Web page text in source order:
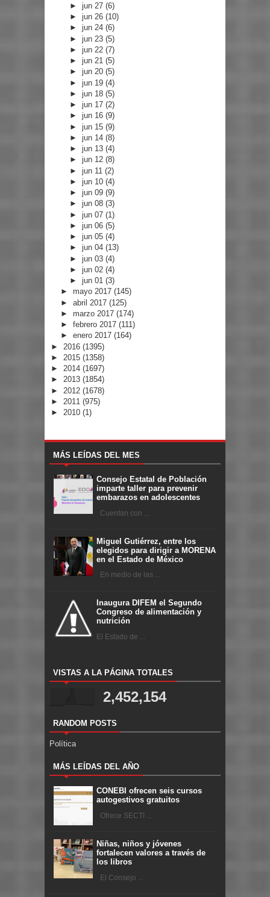
►jun 27(6)
►jun 26(10)
►jun 24(6)
►jun 23(5)
►jun 22(7)
►jun 21(5)
►jun 20(5)
►jun 19(4)
►jun 18(5)
►jun 17(2)
►jun 16(9)
►jun 15(9)
►jun 14(8)
►jun 13(4)
►jun 12(8)
►jun 11(2)
►jun 10(4)
►jun 09(9)
►jun 08(3)
►jun 07(1)
►jun 06(5)
►jun 05(4)
►jun 04(13)
►jun 03(4)
►jun 02(4)
►jun 01(3)
► mayo 2017 (145)
► abril 2017 (125)
► marzo 2017 (174)
► febrero 2017 (111)
► enero 2017 (164)
► 2016 (1395)
► 2015 (1358)
► 2014 (1697)
► 2013 (1854)
► 2012 (1678)
► 2011 (975)
► 2010 (1)
MÁS LEÍDAS DEL MES
Consejo Estatal de Población
imparte taller para prevenir
embarazos en adolescentes
Cuentan con ...
Miguel Gutiérrez, entre los
elegidos para dirigir a MORENA
en el Estado de México
En medio de las ...
Inaugura DIFEM el Segundo
Congreso de alimentación y
nutrición
El Estado de ...
VISTAS A LA PÁGINA TOTALES
2,452,154
RANDOM POSTS
Política
MÁS LEÍDAS DEL AÑO
CONEBI ofrecen seis cursos
autogestivos gratuitos
Ofrece SECTI ...
Niñas, niños y jóvenes
fortalecen valores a través de
los libros
El Consejo ...